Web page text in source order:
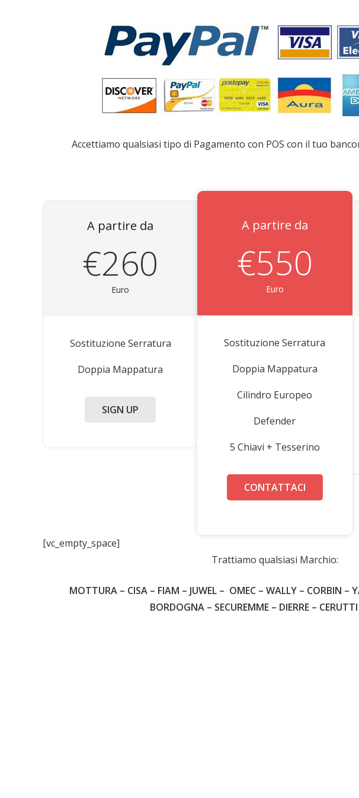
Accettiamo qualsiasi tipo di Pagamento con POS con il tuo
A partire da
€260
Euro
Sostituzione Serratura
Doppia Mappatura
SIGN UP
A partire da
€550
Euro
Sostituzione Serratura
Doppia Mappatura
Cilindro Europeo
Defender
5 Chiavi + Tesserino
CONTATTACI
[vc_empty_space]
Trattiamo qualsiasi Marchio:
MOTTURA – CISA – FIAM – JUWEL – OMEC – WALLY – CORBIN –
BORDOGNA – SECUREMME – DIERRE –